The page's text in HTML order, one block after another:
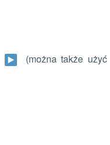
(można także